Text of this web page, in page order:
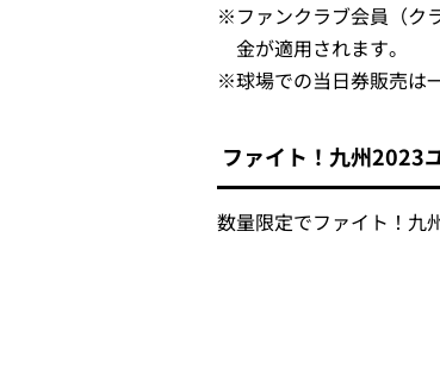
※ファンクラブ会員（ク
金が適用されます。
※球場での当日券販売は
ファイト！九州2023
数量限定でファイト！九